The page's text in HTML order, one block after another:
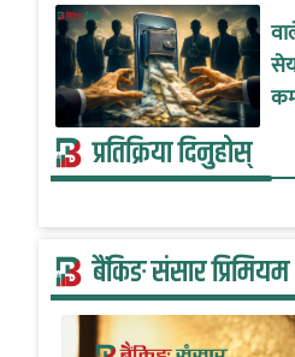
प्रतिक्रिया दिनुहोस्
बैंकिङ संसार प्रिमियम